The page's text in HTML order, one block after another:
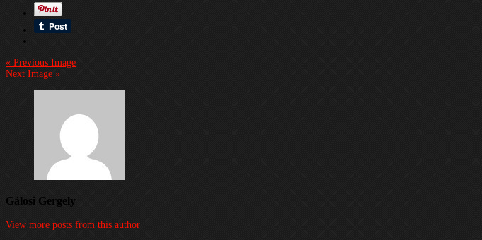
« Previous Image
Next Image »
Gálosi Gergely
View more posts from this author